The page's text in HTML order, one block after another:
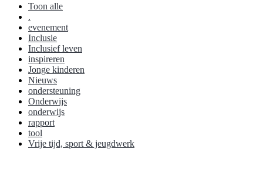
Toon alle
.
evenement
Inclusie
Inclusief leven
inspireren
Jonge kinderen
Nieuws
ondersteuning
Onderwijs
onderwijs
rapport
tool
Vrije tijd, sport & jeugdwerk